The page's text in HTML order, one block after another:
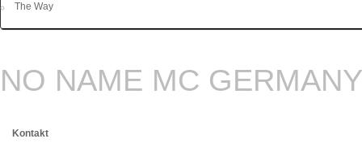
The Way
NO NAME MC GERMANY
Kontakt